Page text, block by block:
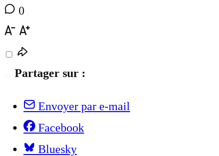
0
Partager sur :
Envoyer par e-mail
Facebook
Bluesky